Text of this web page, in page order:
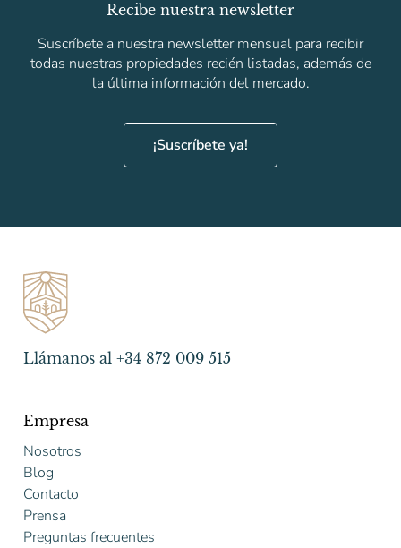
Recibe nuestra newsletter
Suscríbete a nuestra newsletter mensual para recibir
todas nuestras propiedades recién listadas, además de
la última información del mercado.
¡Suscríbete ya!
Llámanos al +34 872 009 515
Empresa
Nosotros
Blog
Contacto
Prensa
Preguntas frecuentes